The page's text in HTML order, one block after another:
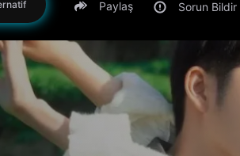
Paylaş Sorun Bildir